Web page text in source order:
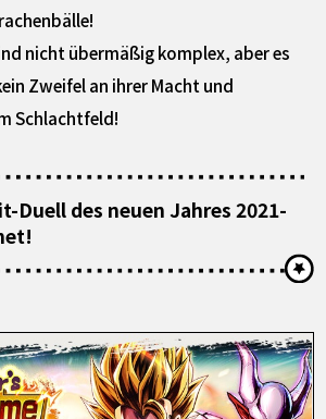
nicht übermäßig komplex, aber es
Zweifel an ihrer Macht und
Schlachtfeld!
Duell des neuen Jahres 2021-